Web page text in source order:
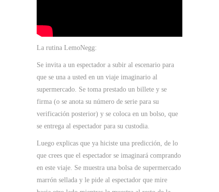
La rutina LemoNegg:
Se invita a un espectador a subir al escenario para
que se una a usted en un viaje imaginario al
supermercado. Se toma prestado un billete y se
firma (o se anota su número de serie para su
verificación posterior) y se coloca en un bolso, que
se entrega al espectador para su custodia.
Luego explicas que ya hiciste una predicción, de lo
que crees que el espectador se imaginará comprando
en este viaje. Se muestra una bolsa de supermercado
marrón sellada y le pide al espectador que mire